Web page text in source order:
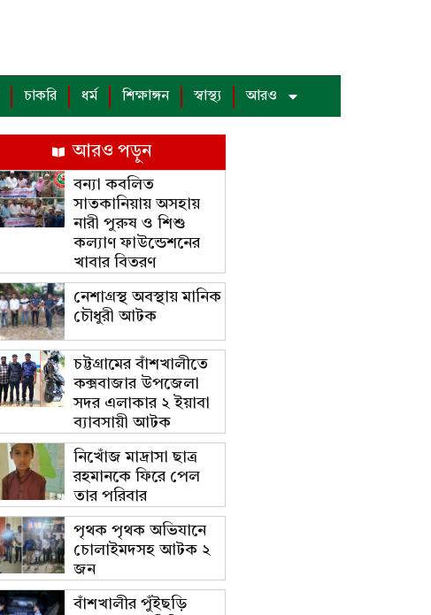
চাকরি ধর্ম শিক্ষাঙ্গন স্বাস্থ্য আরও
আরও পড়ুন
বন্যা কবলিত
সাতকানিয়ায় অসহায়
নারী পুরুষ ও শিশু
কল্যাণ ফাউন্ডেশনের
খাবার বিতরণ
নেশাগ্রস্থ অবস্থায় মানিক
চৌধুরী আটক
চট্টগ্রামের বাঁশখালীতে
কক্সবাজার উপজেলা
সদর এলাকার ২ ইয়াবা
ব্যাবসায়ী আটক
নিখোঁজ মাদ্রাসা ছাত্র
রহমানকে ফিরে পেল
তার পরিবার
পৃথক পৃথক অভিযানে
চোলাইমদসহ আটক ২
জন
বাঁশখালীর পুঁইছড়ি